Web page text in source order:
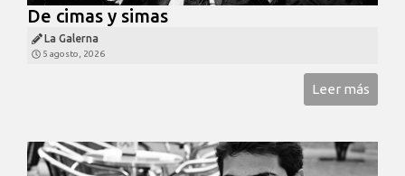
De cimas y simas
La Galerna
5 agosto, 2026
Leer más